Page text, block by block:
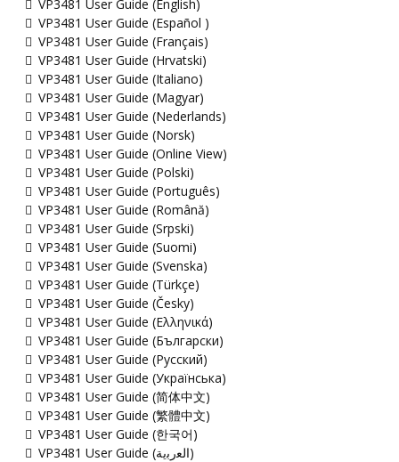
VP3481 User Guide (English)
VP3481 User Guide (Español )
VP3481 User Guide (Français)
VP3481 User Guide (Hrvatski)
VP3481 User Guide (Italiano)
VP3481 User Guide (Magyar)
VP3481 User Guide (Nederlands)
VP3481 User Guide (Norsk)
VP3481 User Guide (Online View)
VP3481 User Guide (Polski)
VP3481 User Guide (Português)
VP3481 User Guide (Română)
VP3481 User Guide (Srpski)
VP3481 User Guide (Suomi)
VP3481 User Guide (Svenska)
VP3481 User Guide (Türkçe)
VP3481 User Guide (Česky)
VP3481 User Guide (Ελληνικά)
VP3481 User Guide (Български)
VP3481 User Guide (Русский)
VP3481 User Guide (Українська)
VP3481 User Guide (简体中文)
VP3481 User Guide (繁體中文)
VP3481 User Guide (한국어)
VP3481 User Guide (ﺍﻟﻌﺭﺑﻳﺔ)